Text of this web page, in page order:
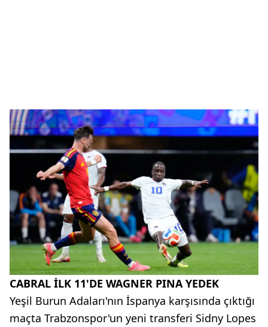
CABRAL İLK 11'DE WAGNER PINA YEDEK
Yeşil Burun Adaları'nın İspanya karşısında çıktığı
maçta Trabzonspor'un yeni transferi Sidny Lopes